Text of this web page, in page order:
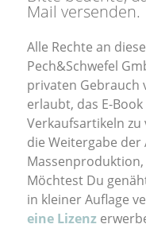
Mail versenden.
Alle Rechte an
Pech&Schwefel
privaten Gebrauch
erlaubt, das E-
Verkaufsartikeln
die Weitergabe der
Möchtest Du
in kleiner Auflage
eine Lizenz